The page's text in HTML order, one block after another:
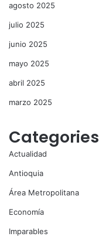
agosto 2025
julio 2025
junio 2025
mayo 2025
abril 2025
marzo 2025
Categories
Actualidad
Antioquia
Área Metropolitana
Economía
Imparables